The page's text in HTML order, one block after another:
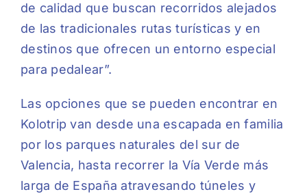
de calidad que buscan recorridos alejados
de las tradicionales rutas turísticas y en
destinos que ofrecen un entorno especial
para pedalear”.
Las opciones que se pueden encontrar en
Kolotrip van desde una escapada en familia
por los parques naturales del sur de
Valencia, hasta recorrer la Vía Verde más
larga de España atravesando túneles y